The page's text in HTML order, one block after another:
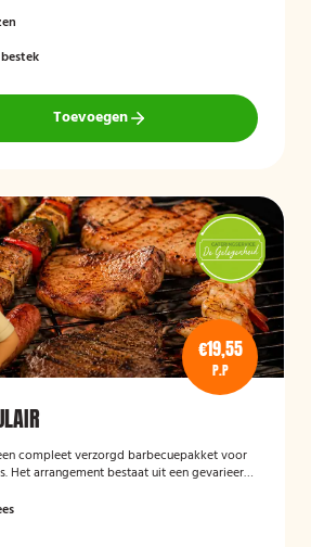
Toevoegen
€19,55
P.P
compleet verzorgd barbecuepakket voor
Het arrangement bestaat uit een gevarieerde
barbecue, borden en bestek
zodat gasten zorgeloos kunnen
barbecue.